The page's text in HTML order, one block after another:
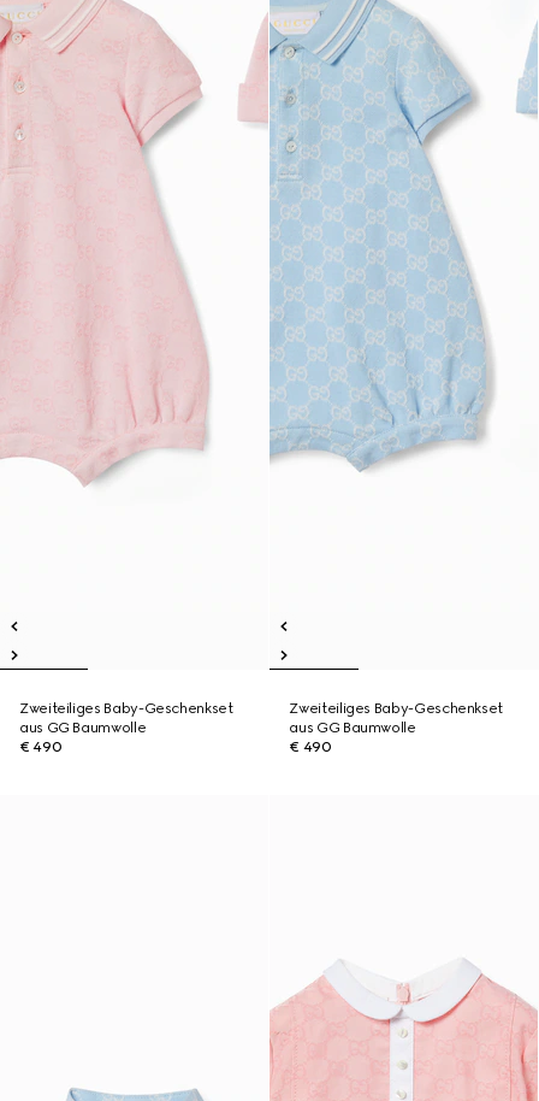
Zweiteiliges Baby-Geschenkset
aus GG Baumwolle
€ 490
Zweiteiliges Baby-Geschenkset
aus GG Baumwolle
€ 490